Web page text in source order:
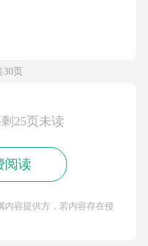
30页
25页未读
阅读
内容提供方，若内容存在侵